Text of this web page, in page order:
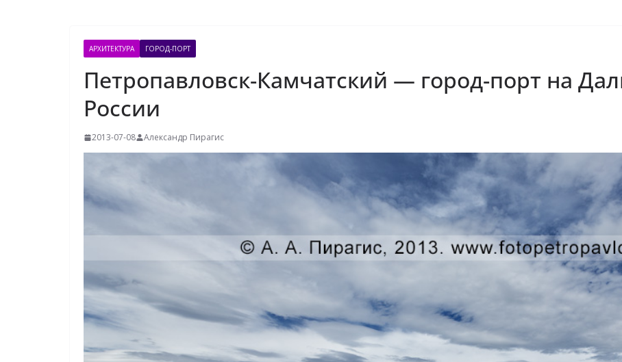
АРХИТЕКТУРА ГОРОД-ПОРТ
Петропавловск-Камчатский — город-порт на
России
2013-07-08 Александр Пирагис